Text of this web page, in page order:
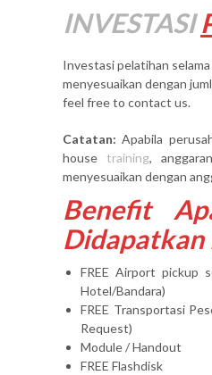
INVESTASI
Investasi pelatihan
menyesuaikan dengan
feel free to contact us.
Catatan: Apabila
house training,
menyesuaikan dengan
Benefit
Didapatkan
FREE Airport pickup
Hotel/Bandara)
FREE Transportasi
Request)
Module / Handout
FREE Flashdisk